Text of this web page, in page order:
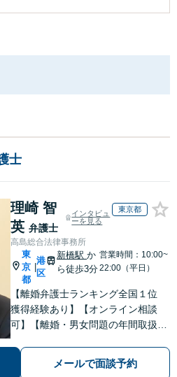
士
理崎 智
英 弁護士
インタビュ
ーを見る
東京都
高島総合法律事務所
東
京
都
|
港
区
新橋駅か
ら徒歩3分
営業時間：10:00~
22:00（平日）
【離婚弁護士ランキング全国１位
獲得経験あり】【オンライン相談
可】【離婚・男女問題の年間取扱件
き寝入りしたくないという方は是非
ご相談ください。
メールで面談予約